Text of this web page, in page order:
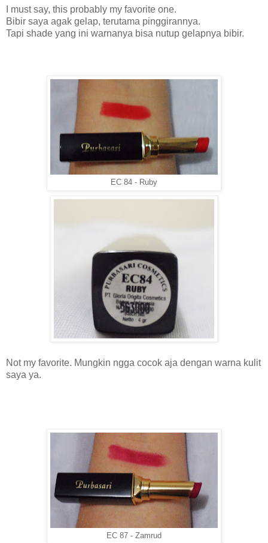
I must say, this probably my favorite one.
Bibir saya agak gelap, terutama pinggirannya.
Tapi shade yang ini warnanya bisa nutup gelapnya bibir.
EC 84 - Ruby
Not my favorite. Mungkin ngga cocok aja dengan warna kulit
saya ya.
EC 87 - Zamrud